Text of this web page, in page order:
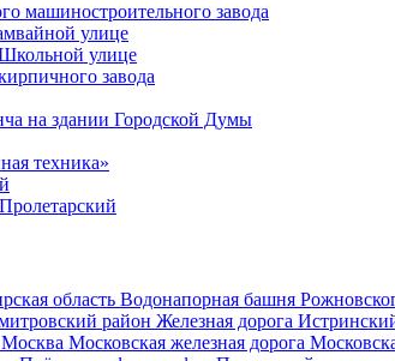
машиностроительного завода
улице
улице
завода
на здании Городской Думы
техника»
область Водонапорная башня
район Железная дорога
Москва Московская железная дорога